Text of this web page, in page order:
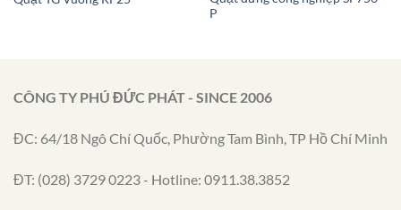
P
CÔNG TY PHÚ ĐỨC PHÁT - SINCE 2006
ĐC: 64/18 Ngô Chí Quốc, Phường Tam Bình, TP Hồ Chí Minh
ĐT: (028) 3729 0223 - Hotline: 0911.38.3852